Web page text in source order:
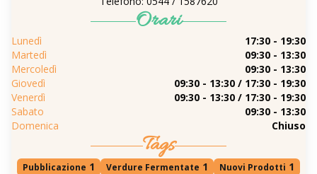
Orari
Lunedì
17:30 - 19:30
Martedì
09:30 - 13:30
Mercoledì
09:30 - 13:30
Giovedì
09:30 - 13:30 / 17:30 - 19:30
Venerdì
09:30 - 13:30 / 17:30 - 19:30
Sabato
09:30 - 13:30
Domenica
Chiuso
Tags
Pubblicazione 1 Verdure Fermentate 1 Nuovi Prodotti 1